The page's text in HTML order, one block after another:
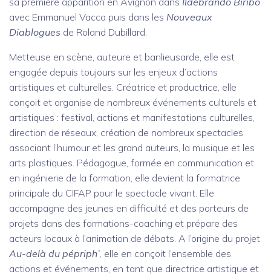
avec Emmanuel Vacca puis dans les Nouveaux
Diablogues de Roland Dubillard.
Metteuse en scène, auteure et banlieusarde, elle est
engagée depuis toujours sur les enjeux d’actions
artistiques et culturelles. Créatrice et productrice, elle
conçoit et organise de nombreux événements culturels et
artistiques : festival, actions et manifestations culturelles,
direction de réseaux, création de nombreux spectacles
associant l’humour et les grand auteurs, la musique et les
arts plastiques. Pédagogue, formée en communication et
en ingénierie de la formation, elle devient la formatrice
principale du CIFAP pour le spectacle vivant. Elle
accompagne des jeunes en difficulté et des porteurs de
projets dans des formations-coaching et prépare des
acteurs locaux à l’animation de débats. A l’origine du projet
Au-delà du pépriph’, elle en conçoit l’ensemble des
actions et événements, en tant que directrice artistique et